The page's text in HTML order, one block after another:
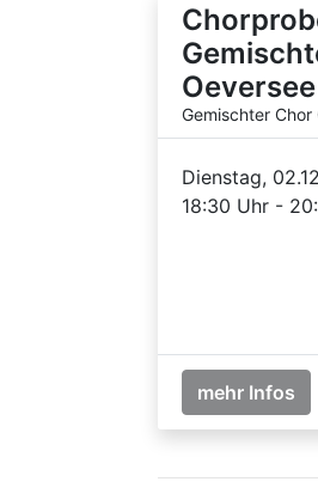
Oeversee
Gemischter Chor
Dienstag,
18:30 Uhr -
mehr Infos